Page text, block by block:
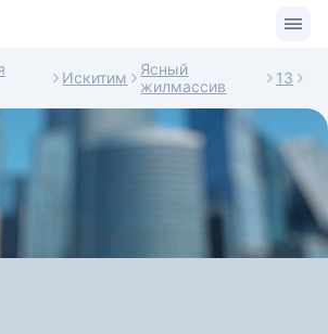
Искитим
Ясный
жилмассив
13